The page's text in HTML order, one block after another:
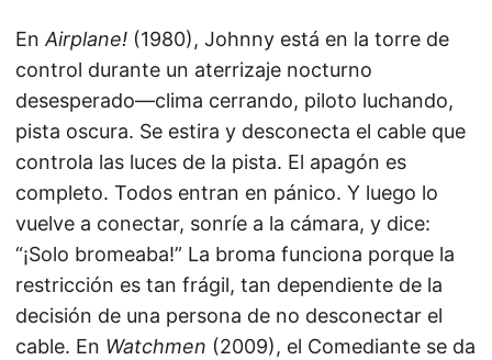
En Airplane! (1980), Johnny está en la torre de
control durante un aterrizaje nocturno
desesperado—clima cerrando, piloto luchando,
pista oscura. Se estira y desconecta el cable que
controla las luces de la pista. El apagón es
completo. Todos entran en pánico. Y luego lo
vuelve a conectar, sonríe a la cámara, y dice:
“¡Solo bromeaba!” La broma funciona porque la
restricción es tan frágil, tan dependiente de la
decisión de una persona de no desconectar el
cable. En Watchmen (2009), el Comediante se da